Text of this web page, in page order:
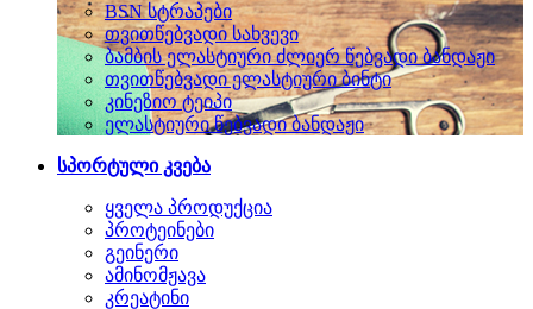
BSN სტრაპები
თვითწებვადი სახვევი
ბამბის ელასტიური ძლიერ წებვადი ბანდაჟი
თვითწებვადი ელასტიური ბინტი
კინეზიო ტეიპი
ელასტიური წებვადი ბანდაჟი
სპორტული კვება
ყველა პროდუქცია
პროტეინები
გეინერი
ამინომჟავა
კრეატინი